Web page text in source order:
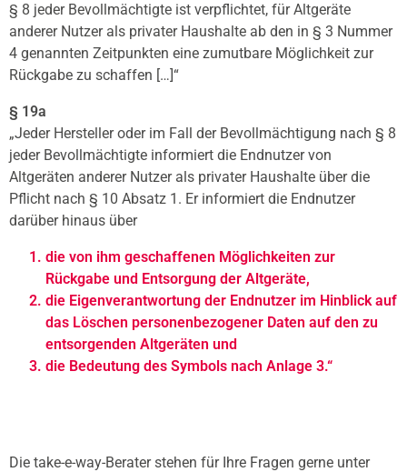
§ 8 jeder Bevollmächtigte ist verpflichtet, für Altgeräte
anderer Nutzer als privater Haushalte ab den in § 3 Nummer
4 genannten Zeitpunkten eine zumutbare Möglichkeit zur
Rückgabe zu schaffen […]“
§ 19a
„Jeder Hersteller oder im Fall der Bevollmächtigung nach § 8
jeder Bevollmächtigte informiert die Endnutzer von
Altgeräten anderer Nutzer als privater Haushalte über die
Pflicht nach § 10 Absatz 1. Er informiert die Endnutzer
darüber hinaus über
die von ihm geschaffenen Möglichkeiten zur
Rückgabe und Entsorgung der Altgeräte,
die Eigenverantwortung der Endnutzer im Hinblick auf
das Löschen personenbezogener Daten auf den zu
entsorgenden Altgeräten und
die Bedeutung des Symbols nach Anlage 3.“
Die take-e-way-Berater stehen für Ihre Fragen gerne unter